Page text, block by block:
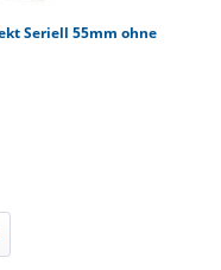
Seriell 55mm ohne